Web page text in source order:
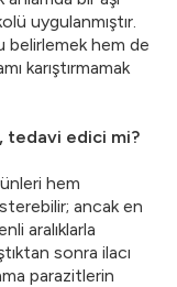
uygulanmıştır.
belirlemek hem de
karıştırmamak
tedavi edici mi?
hem
ancak en
aralıklarla
sonra ilacı
parazitlerin